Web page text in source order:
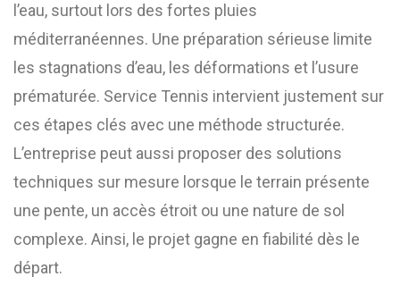
l’eau, surtout lors des fortes pluies
méditerranéennes. Une préparation sérieuse limite
les stagnations d’eau, les déformations et l’usure
prématurée. Service Tennis intervient justement sur
ces étapes clés avec une méthode structurée.
L’entreprise peut aussi proposer des solutions
techniques sur mesure lorsque le terrain présente
une pente, un accès étroit ou une nature de sol
complexe. Ainsi, le projet gagne en fiabilité dès le
départ.